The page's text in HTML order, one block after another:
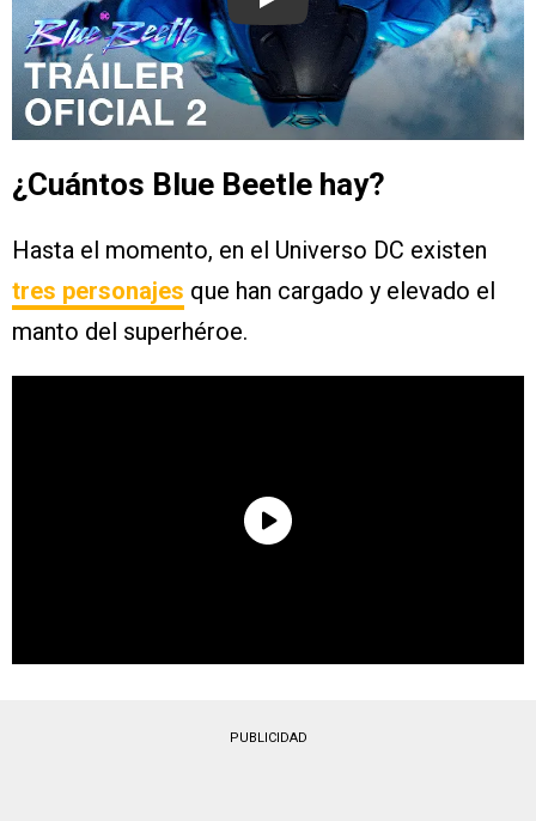
Play
¿Cuántos Blue Beetle hay?
Hasta el momento, en el Universo DC existen
tres personajes que han cargado y elevado el
manto del superhéroe.
PUBLICIDAD